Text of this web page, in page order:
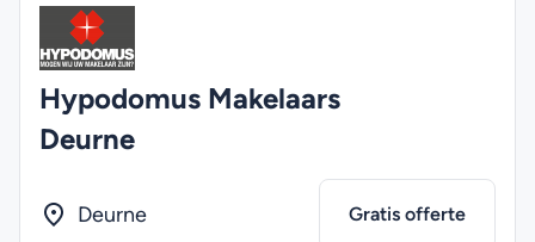
Hypodomus Makelaars
Deurne
Deurne Gratis offerte